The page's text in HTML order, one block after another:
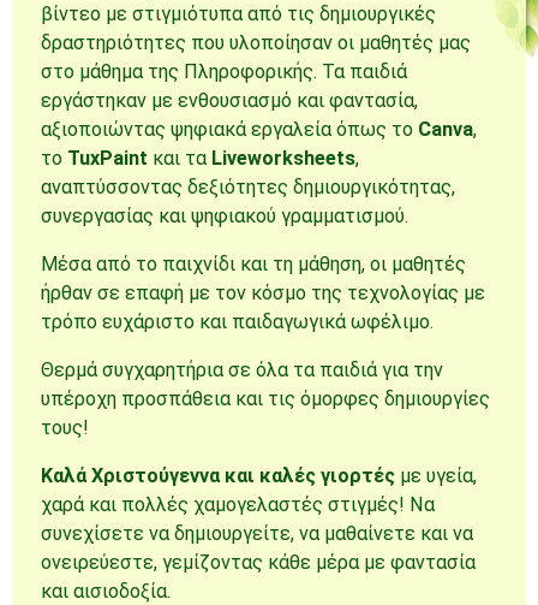
βίντεο με στιγμιότυπα από τις δημιουργικές
δραστηριότητες που υλοποίησαν οι μαθητές μας
στο μάθημα της Πληροφορικής. Τα παιδιά
εργάστηκαν με ενθουσιασμό και φαντασία,
αξιοποιώντας ψηφιακά εργαλεία όπως το Canva,
το TuxPaint και τα Liveworksheets,
αναπτύσσοντας δεξιότητες δημιουργικότητας,
συνεργασίας και ψηφιακού γραμματισμού.
Μέσα από το παιχνίδι και τη μάθηση, οι μαθητές
ήρθαν σε επαφή με τον κόσμο της τεχνολογίας με
τρόπο ευχάριστο και παιδαγωγικά ωφέλιμο.
Θερμά συγχαρητήρια σε όλα τα παιδιά για την
υπέροχη προσπάθεια και τις όμορφες δημιουργίες
τους!
Καλά Χριστούγεννα και καλές γιορτές με υγεία,
χαρά και πολλές χαμογελαστές στιγμές! Να
συνεχίσετε να δημιουργείτε, να μαθαίνετε και να
ονειρεύεστε, γεμίζοντας κάθε μέρα με φαντασία
και αισιοδοξία.